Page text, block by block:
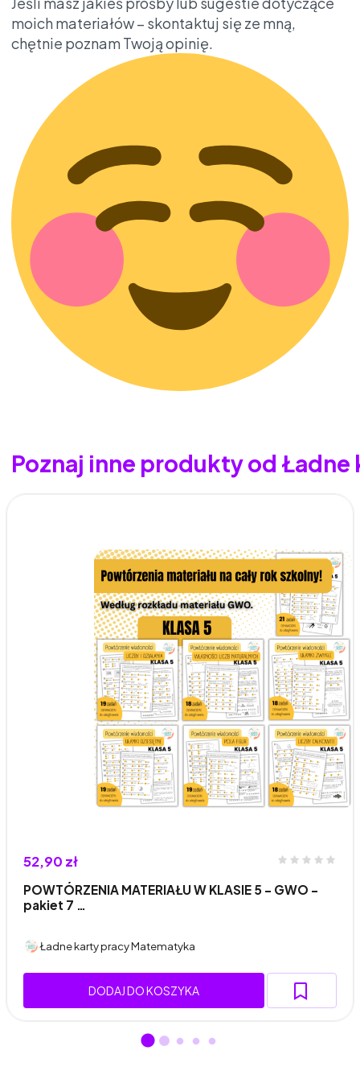
moich materiałów – skontaktuj się ze mną,
chętnie poznam Twoją opinię.
Poznaj inne produkty od
52,90 zł
POWTÓRZENIA MATERIAŁU W KLASIE 5 - GWO -
pakiet 7 …
Ładne karty pracy Matematyka
DODAJ DO KOSZYKA